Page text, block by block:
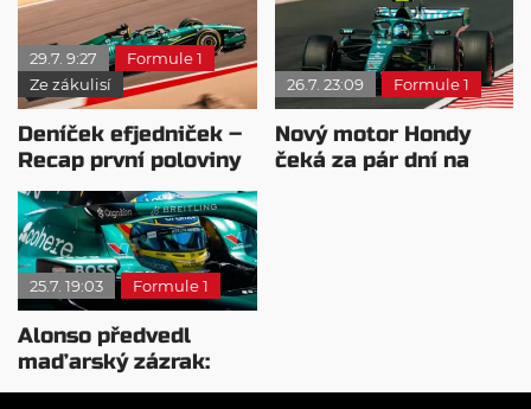
29.7. 9:27
Formule 1
Ze zákulisí
Deníček efjedniček –
Recap první poloviny
sezóny 2026
26.7. 23:09 Formule 1
Nový motor Hondy
čeká za pár dní na
25.7. 19:03 Formule 1
Alonso předvedl
maďarský zázrak:
Dostal svůj traktor do